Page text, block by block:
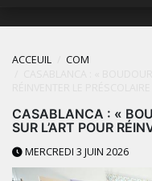
ACCEUIL
COM
CASABLANCA : «
SUR L’ART POUR
MERCREDI 3 JUIN 2026